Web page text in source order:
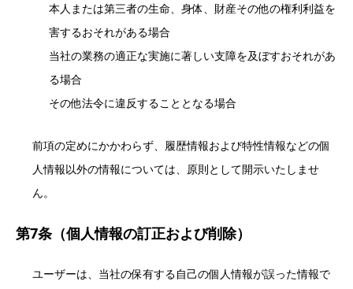
本人または第三者の生命、身体、財産その他の権利利益を
害するおそれがある場合
当社の業務の適正な実施に著しい支障を及ぼすおそれがあ
る場合
その他法令に違反することとなる場合
前項の定めにかかわらず、履歴情報および特性情報などの個
人情報以外の情報については、原則として開示いたしませ
ん。
第7条（個人情報の訂正および削除）
ユーザーは、当社の保有する自己の個人情報が誤った情報で